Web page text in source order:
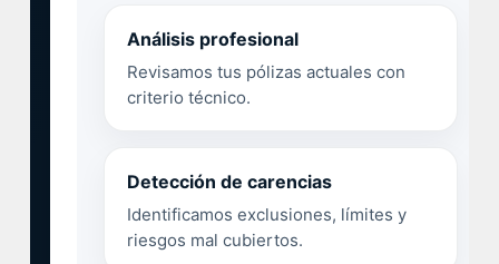
Análisis profesional
Revisamos tus pólizas actuales con
criterio técnico.
Detección de carencias
Identificamos exclusiones, límites y
riesgos mal cubiertos.